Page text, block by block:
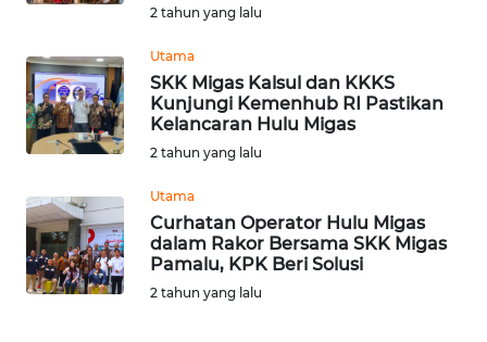
2 tahun yang lalu
Utama
SKK Migas Kalsul dan KKKS
Kunjungi Kemenhub RI Pastikan
Kelancaran Hulu Migas
2 tahun yang lalu
Utama
Curhatan Operator Hulu Migas
dalam Rakor Bersama SKK Migas
Pamalu, KPK Beri Solusi
2 tahun yang lalu
JAKARTA
WN
JABAR
WN
BANTEN
WN